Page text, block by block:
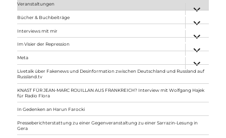
Veranstaltungen
anzeigen
Bücher & Buchbeiträge
anzeigen
Interviews mit mir
anzeigen
Im Visier der Repression
anzeigen
Meta
anzeigen
Livetalk über Fakenews und Desinformation zwischen Deutschland und Russland auf
Russland.tv
KNAST FÜR JEAN-MARC ROUILLAN AUS FRANKREICH? Interview mit Wolfgang Hajek
für Radio Flora
In Gedenken an Harun Farocki
Presseberichterstattung zu einer Gegenveranstaltung zu einer Sarrazin-Lesung in
Gera